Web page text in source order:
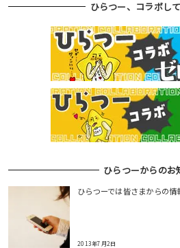
ひらつー、コラボし
ひらつーからのお
ひらつーでは皆さまからの情
2013年7月2日